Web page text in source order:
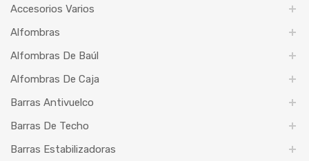
Accesorios Varios
Alfombras
Alfombras De Baúl
Alfombras De Caja
Barras Antivuelco
Barras De Techo
Barras Estabilizadoras